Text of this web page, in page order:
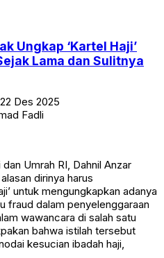
Ungkap ‘Kartel Haji’
Lama dan Sulitnya
Des 2025
Fadli
Umrah RI, Dahnil Anzar
dirinya harus
untuk mengungkapkan adanya
fraud dalam penyelenggaraan
wawancara di salah satu
bahwa istilah tersebut
kesucian ibadah haji,